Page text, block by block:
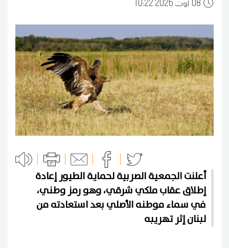
0810:22 2026 أوت
أعلنت الجمعية الصربية لحماية الطيور إعادة
إطلاق عقاب ملكي شرقي، وهو رمز وطني،
في سماء موطنه الأصلي بعد استعادته من
لبنان إثر تهريبه